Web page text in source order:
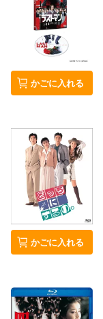
かごに入れる
かごに入れる